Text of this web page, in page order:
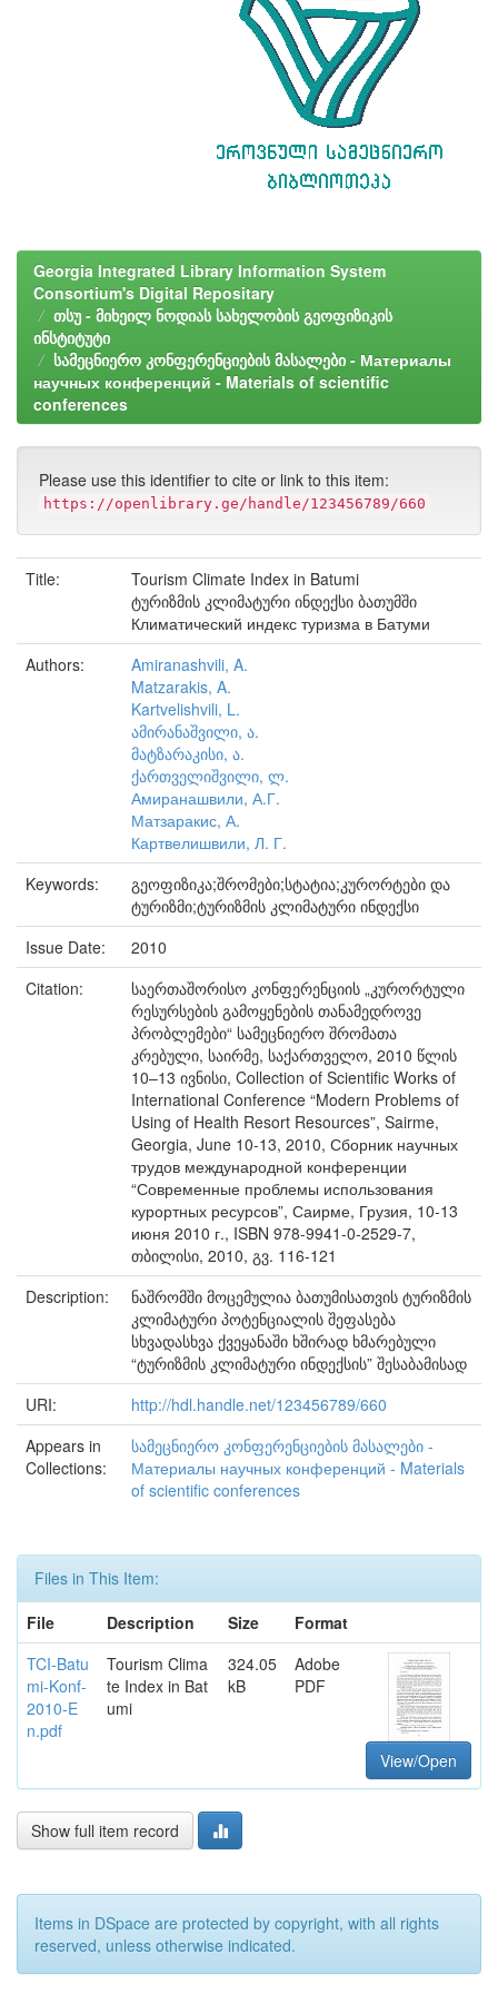
Georgia Integrated Library Information System
Consortium's Digital Repositary
თსუ - მიხეილ ნოდიას სახელობის გეოფიზიკის
ინსტიტუტი
სამეცნიერო კონფერენციების მასალები - Материалы
научных конференций - Materials of scientific
conferences
Please use this identifier to cite or link to this item:
https://openlibrary.ge/handle/123456789/660
Title:
Tourism Climate Index in Batumi
ტურიზმის კლიმატური ინდექსი ბათუმში
Климатический индекс туризма в Батуми
Authors:
Amiranashvili, A.
Matzarakis, A.
Kartvelishvili, L.
ამირანაშვილი, ა.
მატზარაკისი, ა.
ქართველიშვილი, ლ.
Амиранашвили, А.Г.
Матзаракис, А.
Картвелишвили, Л. Г.
Keywords:
გეოფიზიკა;შრომები;სტატია;კურორტები და
ტურიზმი;ტურიზმის კლიმატური ინდექსი
Issue Date:
2010
Citation:
საერთაშორისო კონფერენციის „კურორტული
რესურსების გამოყენების თანამედროვე
პრობლემები“ სამეცნიერო შრომათა
კრებული, საირმე, საქართველო, 2010 წლის
10–13 ივნისი, Collection of Scientific Works of
International Conference “Modern Problems of
Using of Health Resort Resources”, Sairme,
Georgia, June 10-13, 2010, Сборник научных
трудов международной конференции
“Современные проблемы использования
курортных ресурсов”, Саирме, Грузия, 10-13
июня 2010 г., ISBN 978-9941-0-2529-7,
თბილისი, 2010, გვ. 116-121
Description:
ნაშრომში მოცემულია ბათუმისათვის ტურიზმის
კლიმატური პოტენციალის შეფასება
სხვადასხვა ქვეყანაში ხშირად ხმარებული
“ტურიზმის კლიმატური ინდექსის” შესაბამისად
URI:
http://hdl.handle.net/123456789/660
Appears in
Collections:
სამეცნიერო კონფერენციების მასალები -
Материалы научных конференций - Materials
of scientific conferences
Files in This Item:
File
Description Size
Format
TCI-Batu
mi-Konf-
2010-E
n.pdf
Tourism Clima
te Index in Bat
umi
324.05
kB
Adobe
PDF
View/Open
Show full item record
Items in DSpace are protected by copyright, with all rights
reserved, unless otherwise indicated.